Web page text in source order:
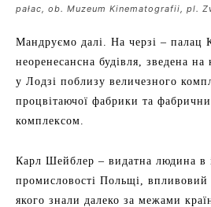
pałac, ob. Muzeum Kinematografii, pl.
Мандруємо далі. На черзі – палац
неоренесансна будівля, зведена
у Лодзі поблизу величезного
процвітаючої фабрики та
комплексом.
Карл Шейблер – видатна людина в
промисловості Польщі,
якого знали далеко за межами